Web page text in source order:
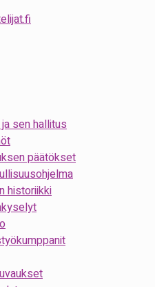
sen hallitus
päätökset
historiikki